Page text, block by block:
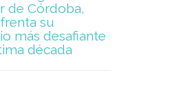
de Córdoba,
su
más desafiante
década